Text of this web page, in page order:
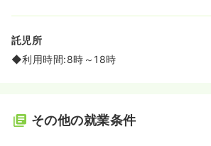
託児所
◆利用時間:8時～18時
その他の就業条件